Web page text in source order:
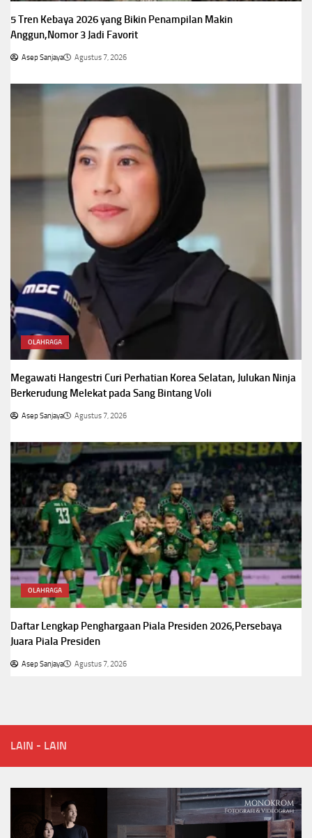
5 Tren Kebaya 2026 yang Bikin Penampilan Makin
Anggun,Nomor 3 Jadi Favorit
Asep Sanjaya Agustus 7, 2026
OLAHRAGA
Megawati Hangestri Curi Perhatian Korea Selatan, Julukan Ninja
Berkerudung Melekat pada Sang Bintang Voli
Asep Sanjaya Agustus 7, 2026
OLAHRAGA
Daftar Lengkap Penghargaan Piala Presiden 2026,Persebaya
Juara Piala Presiden
Asep Sanjaya Agustus 7, 2026
LAIN - LAIN